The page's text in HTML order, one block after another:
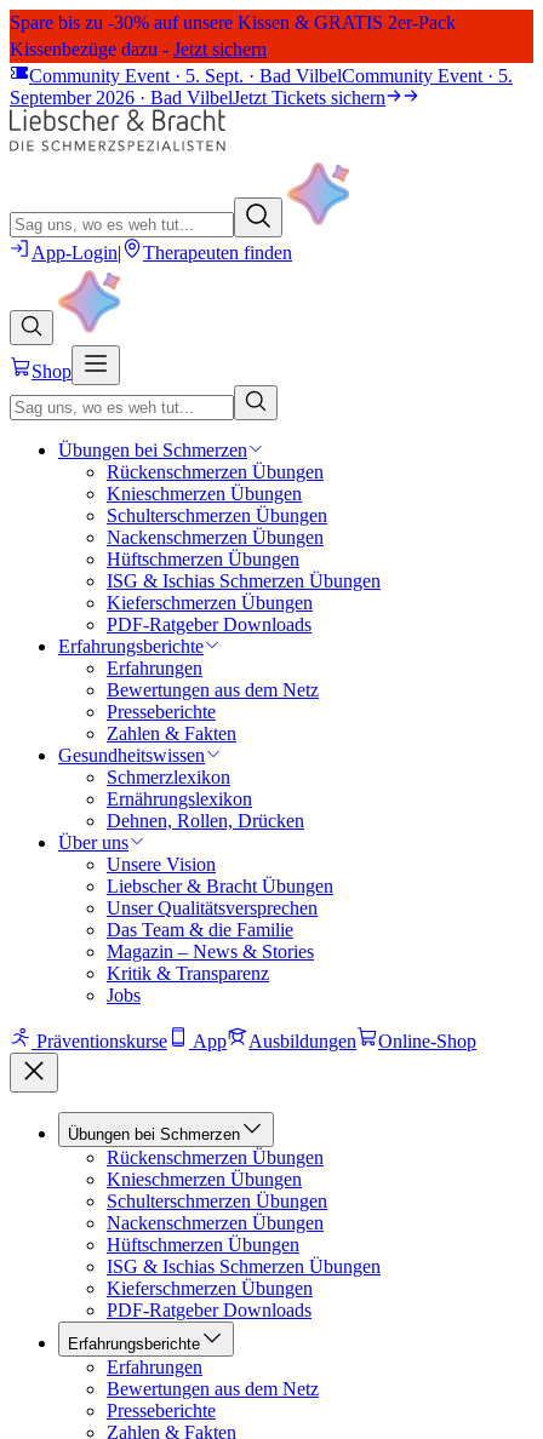
Spare bis zu -30% auf unsere Kissen & GRATIS 2er-Pack
Kissenbezüge dazu - Jetzt sichern
Community Event · 5. Sept. · Bad VilbelCommunity Event · 5.
September 2026 · Bad VilbelJetzt Tickets sichern
App-Login| Therapeuten finden
Shop
Übungen bei Schmerzen
Rückenschmerzen Übungen
Knieschmerzen Übungen
Schulterschmerzen Übungen
Nackenschmerzen Übungen
Hüftschmerzen Übungen
ISG & Ischias Schmerzen Übungen
Kieferschmerzen Übungen
PDF-Ratgeber Downloads
Erfahrungsberichte
Erfahrungen
Bewertungen aus dem Netz
Presseberichte
Zahlen & Fakten
Gesundheitswissen
Schmerzlexikon
Ernährungslexikon
Dehnen, Rollen, Drücken
Über uns
Unsere Vision
Liebscher & Bracht Übungen
Unser Qualitätsversprechen
Das Team & die Familie
Magazin – News & Stories
Kritik & Transparenz
Jobs
Präventionskurse App Ausbildungen Online-Shop
Übungen bei Schmerzen
Rückenschmerzen Übungen
Knieschmerzen Übungen
Schulterschmerzen Übungen
Nackenschmerzen Übungen
Hüftschmerzen Übungen
ISG & Ischias Schmerzen Übungen
Kieferschmerzen Übungen
PDF-Ratgeber Downloads
Erfahrungsberichte
Erfahrungen
Bewertungen aus dem Netz
Presseberichte
Zahlen & Fakten